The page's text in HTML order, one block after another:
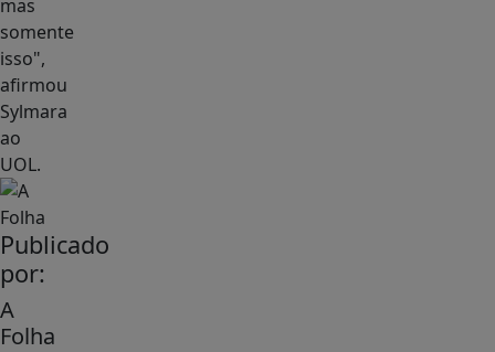
mas
somente
isso",
afirmou
Sylmara
ao
UOL.
Publicado
por:
A
Folha